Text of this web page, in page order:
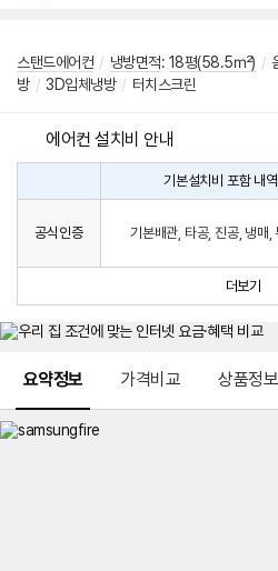
스탠드에어컨 / 냉방면적: 18평(58.5㎡) /
방 / 3D입체냉방 / 터치스크린
에어컨 설치비 안내
구
시
생
는
치
비
컨
설
기본설치비 포함 내역
공식인증 기본배관, 타공, 진공, 냉매,
더보기
요약정보 가격비교 상품정보